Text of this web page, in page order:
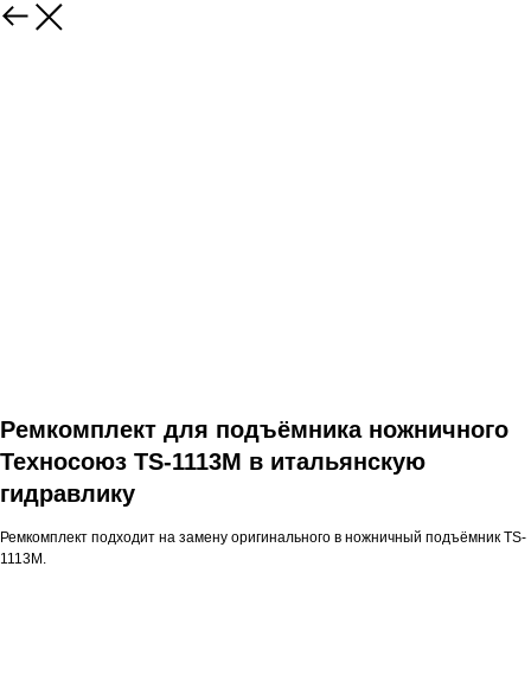
Ремкомплект для подъёмника ножничного
Техносоюз TS-1113M в итальянскую
гидравлику
Ремкомплект подходит на замену оригинального в ножничный подъёмник TS-
1113M.